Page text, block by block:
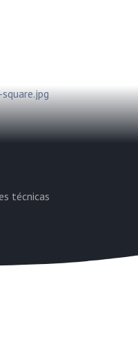
técnicas